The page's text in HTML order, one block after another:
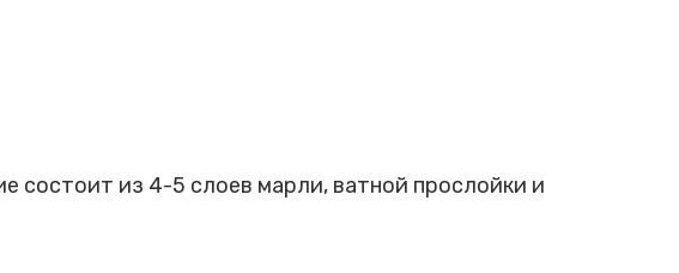
состоит из 4-5 слоев марли, ватной прослойки и